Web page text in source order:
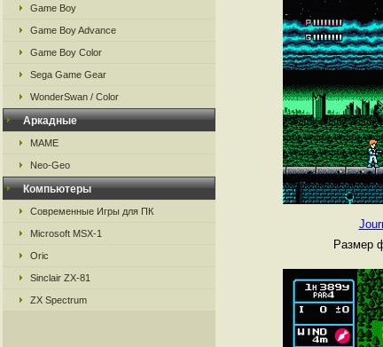
Game Boy
Game Boy Advance
Game Boy Color
Sega Game Gear
WonderSwan / Color
Аркадные
MAME
Neo-Geo
Компьютеры
Современные Игры для ПК
Microsoft MSX-1
Oric
Sinclair ZX-81
ZX Spectrum
Размер